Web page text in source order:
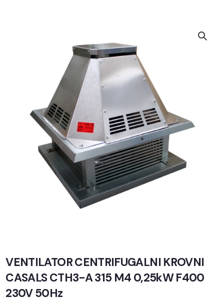
VENTILATOR CENTRIFUGALNI KROVNI
CASALS CTH3-A 315 M4 0,25kW F400
230V 50Hz